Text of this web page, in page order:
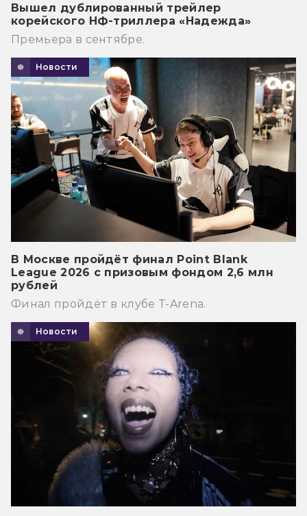
Вышел дублированный трейлер
корейского НФ-триллера «Надежда»
Премьера в сентябре.
Новости
В Москве пройдёт финал Point Blank
League 2026 с призовым фондом 2,6 млн
рублей
Финал пройдёт в клубе T-Arena.
Новости